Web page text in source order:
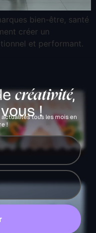
bien-être, santé
créer un
et performant.
créativité,
!
tous les mois en
!